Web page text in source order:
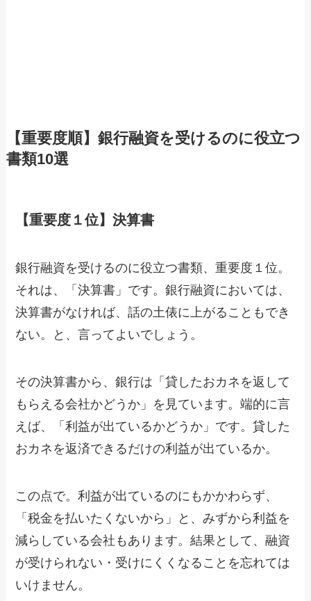
【重要度順】銀行融資を受けるのに役立つ
書類10選
【重要度１位】決算書
銀行融資を受けるのに役立つ書類、重要度１位。
それは、「決算書」です。銀行融資においては、
決算書がなければ、話の土俵に上がることもでき
ない。と、言ってよいでしょう。
その決算書から、銀行は「貸したおカネを返して
もらえる会社かどうか」を見ています。端的に言
えば、「利益が出ているかどうか」です。貸した
おカネを返済できるだけの利益が出ているか。
この点で。利益が出ているのにもかかわらず、
「税金を払いたくないから」と、みずから利益を
減らしている会社もあります。結果として、融資
が受けられない・受けにくくなることを忘れては
いけません。